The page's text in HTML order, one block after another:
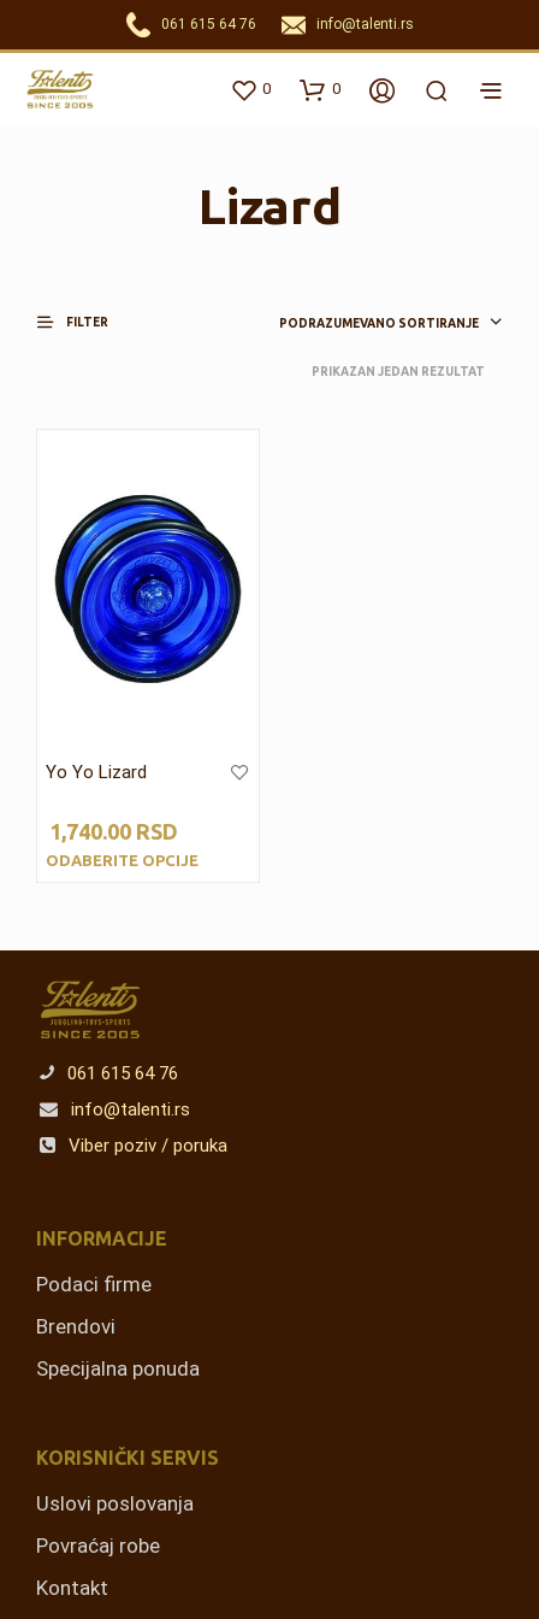
061 615 64 76 info@talenti.rs
0 0
Lizard
FILTER PODRAZUMEVANO SORTIRANJE
PRIKAZAN JEDAN REZULTAT
Yo Yo Lizard
1,740.00 RSD
ODABERITE OPCIJE
061 615 64 76
info@talenti.rs
Viber poziv / poruka
INFORMACIJE
Podaci firme
Brendovi
Specijalna ponuda
KORISNIČKI SERVIS
Uslovi poslovanja
Povraćaj robe
Kontakt